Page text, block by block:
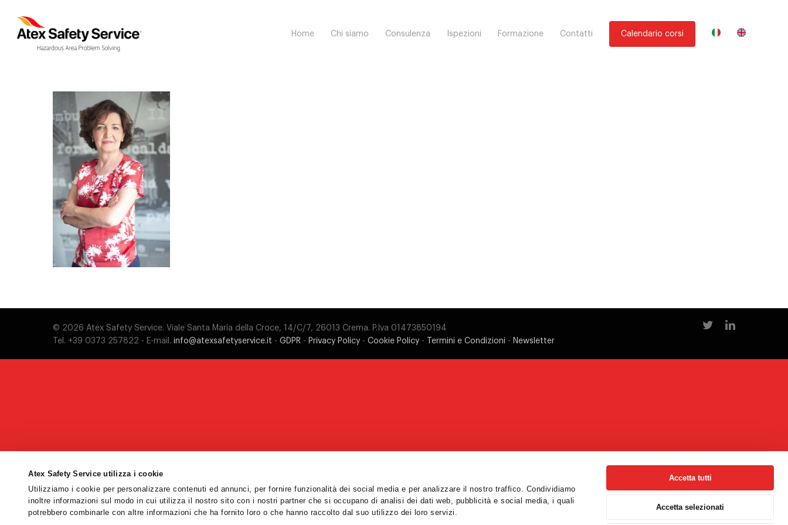
Atex Safety Service utilizza i cookie
Utilizziamo i cookie per personalizzare contenuti ed annunci, per fornire funzionalità dei social media e per analizzare il nostro traffico. Condividiamo
inoltre informazioni sul modo in cui utilizza il nostro sito con i nostri partner che si occupano di analisi dei dati web, pubblicità e social media, i quali
potrebbero combinarle con altre informazioni che ha fornito loro o che hanno raccolto dal suo utilizzo dei loro servizi.
Accetta tutti
Accetta selezionati
Home Chi siamo Consulenza Ispezioni Formazione Contatti Calendario corsi
© 2026 Atex Safety Service. Viale Santa Maria della Croce, 14/C/7, 26013 Crema. P.Iva 01473850194
Tel. +39 0373 257822 - E-mail. info@atexsafetyservice.it - GDPR - Privacy Policy - Cookie Policy - Termini e Condizioni - Newsletter